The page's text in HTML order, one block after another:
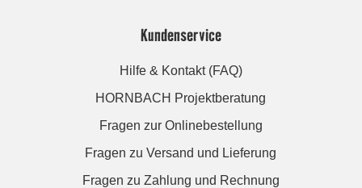
Kundenservice
Hilfe & Kontakt (FAQ)
HORNBACH Projektberatung
Fragen zur Onlinebestellung
Fragen zu Versand und Lieferung
Fragen zu Zahlung und Rechnung